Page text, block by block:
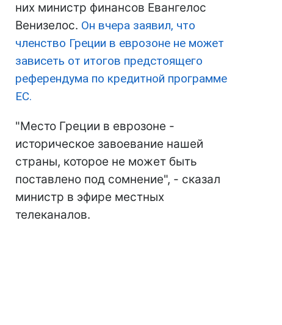
них министр финансов Евангелос
Венизелос. Он вчера заявил, что
членство Греции в еврозоне не может
зависеть от итогов предстоящего
референдума по кредитной программе
ЕС.
"Место Греции в еврозоне -
историческое завоевание нашей
страны, которое не может быть
поставлено под сомнение", - сказал
министр в эфире местных
телеканалов.